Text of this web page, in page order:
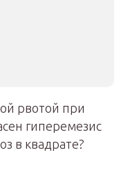
рвотой при
гиперемезис
в квадрате?